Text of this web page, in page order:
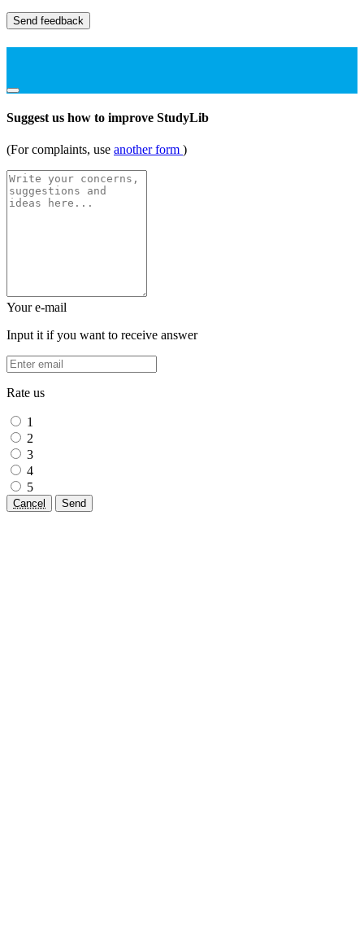
Send feedback
Suggest us how to improve StudyLib
(For complaints, use another form )
Your e-mail
Input it if you want to receive answer
Rate us
1
2
3
4
5
Cancel Send